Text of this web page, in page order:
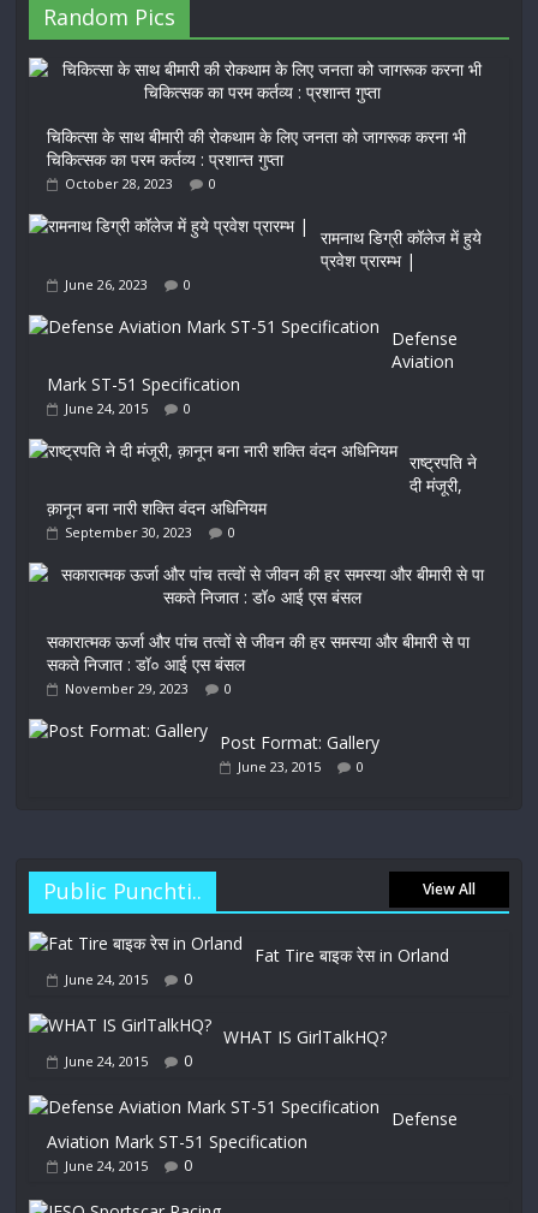
Random Pics
चिकित्सा के साथ बीमारी की रोकथाम के लिए जनता को जागरूक करना भी
चिकित्सक का परम कर्तव्य : प्रशान्त गुप्ता
October 28, 2023 0
रामनाथ डिग्री कॉलेज में हुये
प्रवेश प्रारम्भ |
June 26, 2023 0
Defense
Aviation
Mark ST-51 Specification
June 24, 2015 0
राष्ट्रपति ने
दी मंजूरी,
क़ानून बना नारी शक्ति वंदन अधिनियम
September 30, 2023 0
सकारात्मक ऊर्जा और पांच तत्वों से जीवन की हर समस्या और बीमारी से पा
सकते निजात : डॉ० आई एस बंसल
November 29, 2023 0
Post Format: Gallery
June 23, 2015 0
Public Punchti.. View All
Fat Tire बाइक रेस in Orland
June 24, 2015 0
WHAT IS GirlTalkHQ?
June 24, 2015 0
Defense
Aviation Mark ST-51 Specification
June 24, 2015 0